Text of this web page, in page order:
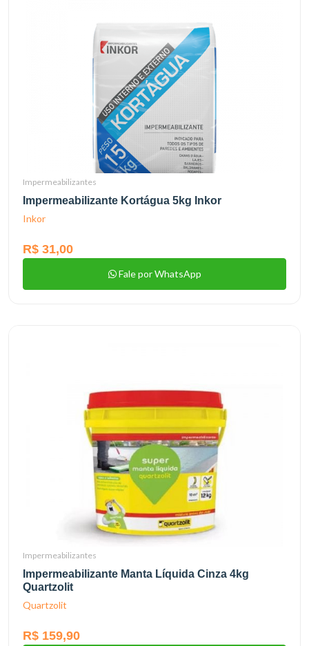
Impermeabilizantes
Impermeabilizante Kortágua 5kg Inkor
Inkor
R$ 31,00
Fale por WhatsApp
Impermeabilizantes
Impermeabilizante Manta Líquida Cinza 4kg
Quartzolit
Quartzolit
R$ 159,90